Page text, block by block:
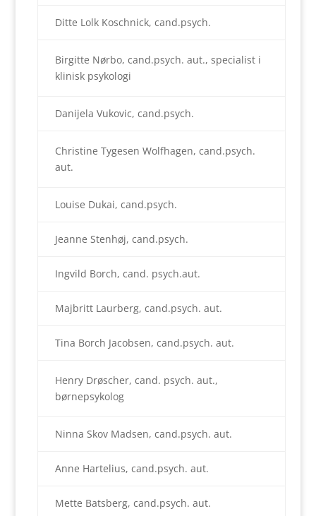
Ditte Lolk Koschnick, cand.psych.
Birgitte Nørbo, cand.psych. aut., specialist i
klinisk psykologi
Danijela Vukovic, cand.psych.
Christine Tygesen Wolfhagen, cand.psych.
aut.
Louise Dukai, cand.psych.
Jeanne Stenhøj, cand.psych.
Ingvild Borch, cand. psych.aut.
Majbritt Laurberg, cand.psych. aut.
Tina Borch Jacobsen, cand.psych. aut.
Henry Drøscher, cand. psych. aut.,
børnepsykolog
Ninna Skov Madsen, cand.psych. aut.
Anne Hartelius, cand.psych. aut.
Mette Batsberg, cand.psych. aut.